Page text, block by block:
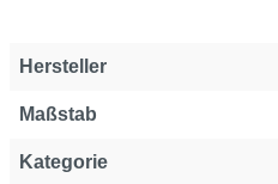
Hersteller
Maßstab
Kategorie